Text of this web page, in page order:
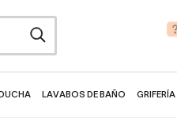
LAVABOS DE BAÑO